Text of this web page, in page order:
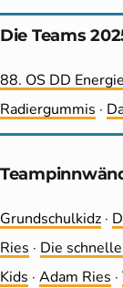
Die Teams
88. OS DD
Radiergummis ·
Grundschulkidz ·
Ries · Die
Kids · Adam Ries ·